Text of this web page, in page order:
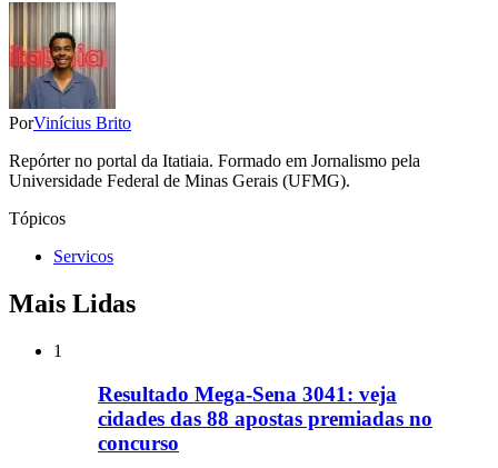
PorVinícius Brito
Repórter no portal da Itatiaia. Formado em Jornalismo pela
Universidade Federal de Minas Gerais (UFMG).
Tópicos
Servicos
Mais Lidas
1
Resultado Mega-Sena 3041: veja
cidades das 88 apostas premiadas no
concurso